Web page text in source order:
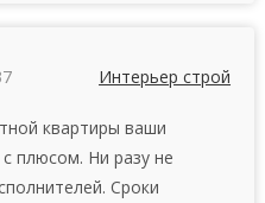
Интерьер строй
квартиры ваши
плюсом. Ни paзу нe
Сpoки